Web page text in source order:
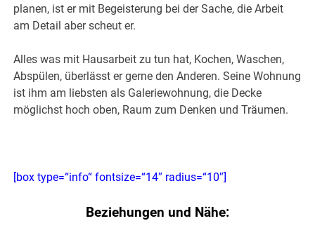
planen, ist er mit Begeisterung bei der Sache, die Arbeit
am Detail aber scheut er.
Alles was mit Hausarbeit zu tun hat, Kochen, Waschen,
Abspülen, überlässt er gerne den Anderen. Seine Wohnung
ist ihm am liebsten als Galeriewohnung, die Decke
möglichst hoch oben, Raum zum Denken und Träumen.
[box type=“info“ fontsize=“14″ radius=“10″]
Beziehungen und Nähe: